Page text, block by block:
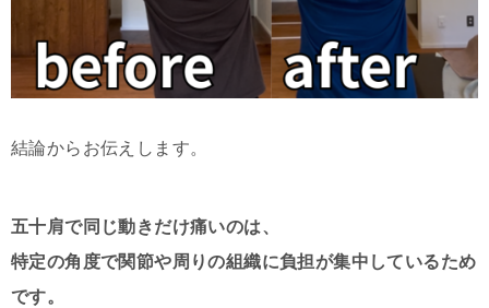
結論からお伝えします。
五十肩で同じ動きだけ痛いのは、
特定の角度で関節や周りの組織に負担が集中しているため
です。